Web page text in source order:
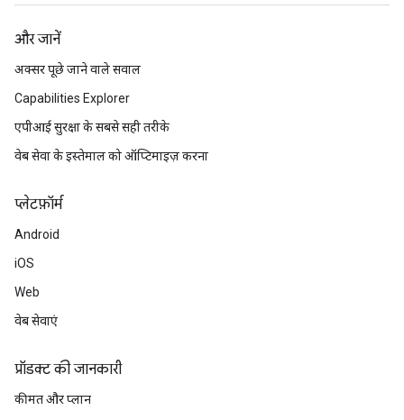
और जानें
अक्सर पूछे जाने वाले सवाल
Capabilities Explorer
एपीआई सुरक्षा के सबसे सही तरीके
वेब सेवा के इस्तेमाल को ऑप्टिमाइज़ करना
प्‍लेटफ़ॉर्म
Android
iOS
Web
वेब सेवाएं
प्रॉडक्ट की जानकारी
कीमत और प्लान